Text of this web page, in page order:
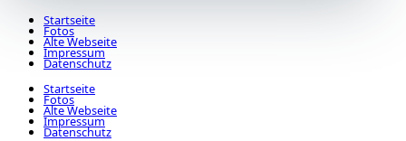
Startseite
Fotos
Alte Webseite
Impressum
Datenschutz
Startseite
Fotos
Alte Webseite
Impressum
Datenschutz